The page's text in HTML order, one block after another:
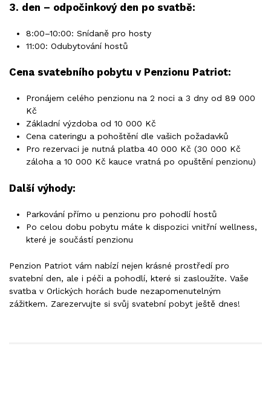
3. den – odpočinkový den po svatbě:
8:00–10:00: Snídaně pro hosty
11:00: Odubytování hostů
Cena svatebního pobytu v Penzionu Patriot:
Pronájem celého penzionu na 2 noci a 3 dny od 89 000
Kč
Základní výzdoba od 10 000 Kč
Cena cateringu a pohoštění dle vašich požadavků
Pro rezervaci je nutná platba 40 000 Kč (30 000 Kč
záloha a 10 000 Kč kauce vratná po opuštění penzionu)
Další výhody:
Parkování přímo u penzionu pro pohodlí hostů
Po celou dobu pobytu máte k dispozici vnitřní wellness,
které je součástí penzionu
Penzion Patriot vám nabízí nejen krásné prostředí pro
svatební den, ale i péči a pohodlí, které si zasloužíte. Vaše
svatba v Orlických horách bude nezapomenutelným
zážitkem. Zarezervujte si svůj svatební pobyt ještě dnes!